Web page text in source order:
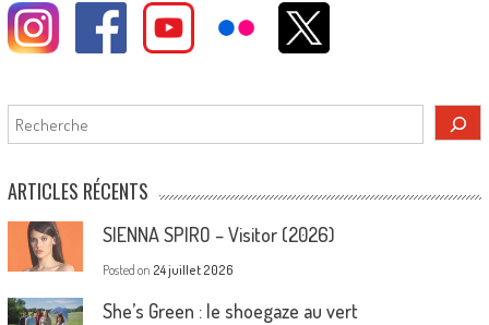
Rechercher
ARTICLES RÉCENTS
SIENNA SPIRO – Visitor (2026)
Posted on 24 juillet 2026
She’s Green : le shoegaze au vert